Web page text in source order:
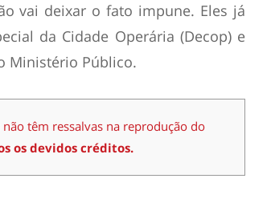
vai deixar o fato impune. Eles já
da Cidade Operária (Decop) e
Ministério Público.
têm ressalvas na reprodução do
os devidos créditos.